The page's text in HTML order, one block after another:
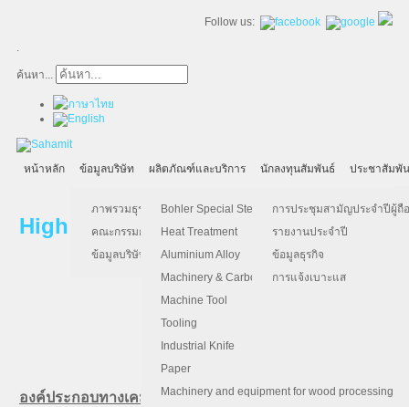
Follow us:
.
ค้นหา...
หน้าหลัก ข้อมูลบริษัท
ภาพรวมธุรกิจ
คณะกรรมการบริษัท
ข้อมูลบริษัท
ผลิตภัณฑ์และบริการ
Bohler Special Steel
Heat Treatment
Aluminium Alloy
Machinery & Carbon Steels
Machine Tool
Tooling
Industrial Knife
Paper
Machinery and equipment for wood processing
นักลงทุนสัมพันธ์
การประชุมสามัญประจำปีผู้ถื
รายงานประจำปี
ข้อมูลธุรกิจ
การแจ้งเบาะแส
ประชาสัมพั
High Speed Steel (เหล็กแข็งไฮสปีด)
องค์ประกอบทางเคมี (เฉลี่ย %)